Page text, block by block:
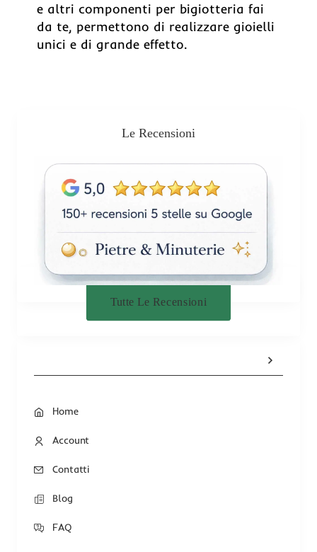
e altri componenti per bigiotteria fai
da te, permettono di realizzare gioielli
unici e di grande effetto.
Le Recensioni
Tutte Le Recensioni
Home
Account
Contatti
Blog
FAQ